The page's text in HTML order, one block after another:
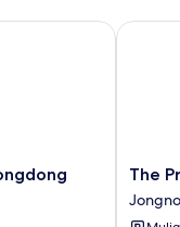
The
Prima
Hotel
The
The